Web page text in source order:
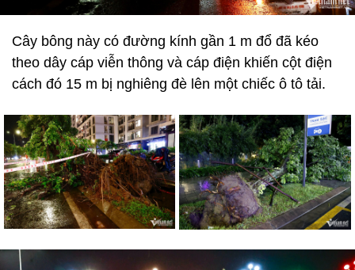
Cây bông này có đường kính gần 1 m đổ đã kéo
theo dây cáp viễn thông và cáp điện khiến cột điện
cách đó 15 m bị nghiêng đè lên một chiếc ô tô tải.